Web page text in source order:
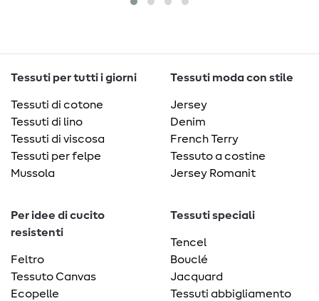
Tessuti per tutti i giorni
Tessuti di cotone
Tessuti di lino
Tessuti di viscosa
Tessuti per felpe
Mussola
Tessuti moda con stile
Jersey
Denim
French Terry
Tessuto a costine
Jersey Romanit
Per idee di cucito
resistenti
Feltro
Tessuto Canvas
Ecopelle
Tessuti speciali
Tencel
Bouclé
Jacquard
Tessuti abbigliamento